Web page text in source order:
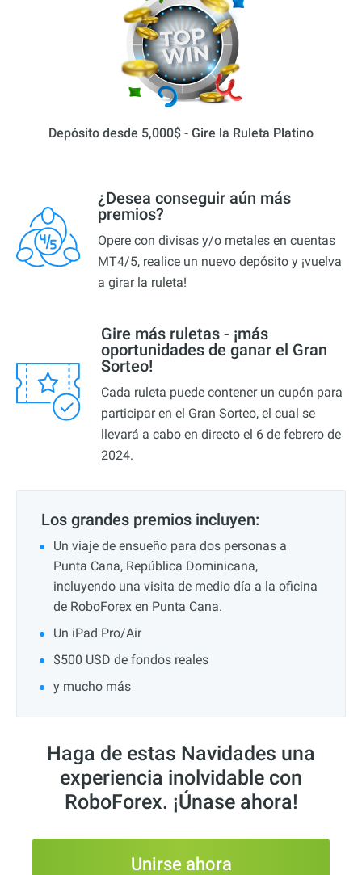
Depósito desde 5,000$ - Gire la Ruleta Platino
¿Desea conseguir aún más
premios?
Opere con divisas y/o metales en cuentas
MT4/5, realice un nuevo depósito y ¡vuelva
a girar la ruleta!
Gire más ruletas - ¡más
oportunidades de ganar el Gran
Sorteo!
Cada ruleta puede contener un cupón para
participar en el Gran Sorteo, el cual se
llevará a cabo en directo el 6 de febrero de
2024.
Los grandes premios incluyen:
Un viaje de ensueño para dos personas a
Punta Cana, República Dominicana,
incluyendo una visita de medio día a la oficina
de RoboForex en Punta Cana.
Un iPad Pro/Air
$500 USD de fondos reales
y mucho más
Haga de estas Navidades una
experiencia inolvidable con
RoboForex. ¡Únase ahora!
Unirse ahora